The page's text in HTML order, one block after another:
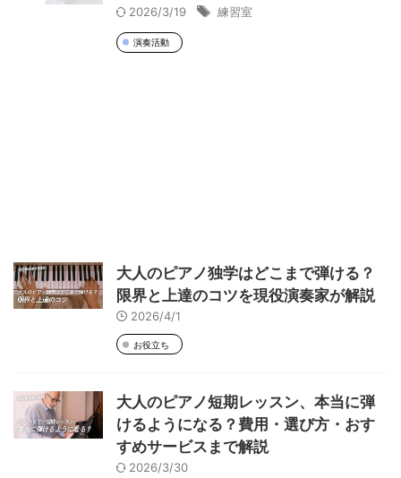
2026/3/19 練習室
演奏活動
大人のピアノ独学はどこまで弾ける？
限界と上達のコツを現役演奏家が解説
2026/4/1
お役立ち
大人のピアノ短期レッスン、本当に弾
けるようになる？費用・選び方・おす
すめサービスまで解説
2026/3/30